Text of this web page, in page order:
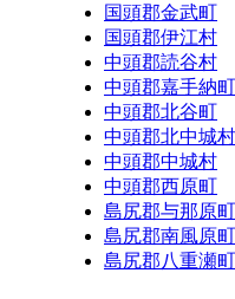
国頭郡金武町
国頭郡伊江村
中頭郡読谷村
中頭郡嘉手納町
中頭郡北谷町
中頭郡北中城村
中頭郡中城村
中頭郡西原町
島尻郡与那原町
島尻郡南風原町
島尻郡八重瀬町